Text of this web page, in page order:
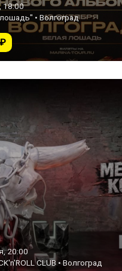
18:00
• Волгоград
20:00
CLUB • Волгоград